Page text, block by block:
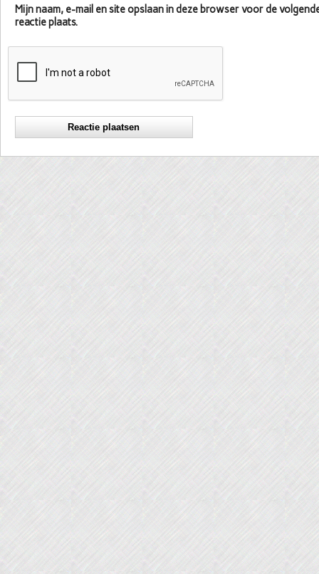
Mijn naam, e-mail en site opslaan in deze browser voor de
reactie plaats.